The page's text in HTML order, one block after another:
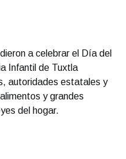
a celebrar el Día del
Infantil de Tuxtla
autoridades estatales y
y grandes
del hogar.